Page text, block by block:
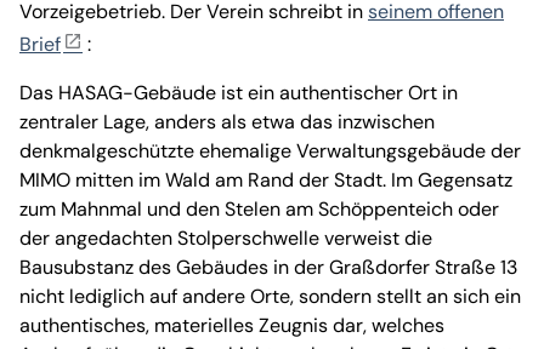
Vorzeigebetrieb. Der Verein schreibt inseinem offenen
Brief
:
Das HASAG-Gebäude ist ein authentischer Ort in
zentraler Lage, anders als etwa das inzwischen
denkmalgeschützte ehemalige Verwaltungsgebäude der
MIMO mitten im Wald am Rand der Stadt. Im Gegensatz
zum Mahnmal und den Stelen am Schöppenteich oder
der angedachten Stolperschwelle verweist die
Bausubstanz des Gebäudes in der Graßdorfer Straße 13
nicht lediglich auf andere Orte, sondern stellt an sich ein
authentisches, materielles Zeugnis dar, welches